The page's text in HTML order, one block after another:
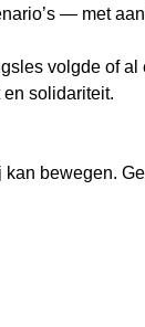
— met
volgde of
solidariteit.
bewegen.